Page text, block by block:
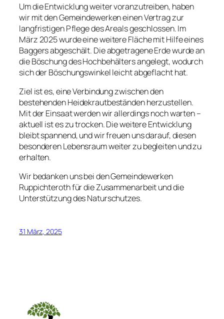
Um die Entwicklung weiter voranzutreiben, haben
wir mit den Gemeindewerken einen Vertrag zur
langfristigen Pflege des Areals geschlossen. Im
März 2025 wurde eine weitere Fläche mit Hilfe eines
Baggers abgeschält. Die abgetragene Erde wurde an
die Böschung des Hochbehälters angelegt, wodurch
sich der Böschungswinkel leicht abgeflacht hat.
Ziel ist es, eine Verbindung zwischen den
bestehenden Heidekrautbeständen herzustellen.
Mit der Einsaat werden wir allerdings noch warten –
aktuell ist es zu trocken. Die weitere Entwicklung
bleibt spannend, und wir freuen uns darauf, diesen
besonderen Lebensraum weiter zu begleiten und zu
erhalten.
Wir bedanken uns bei den Gemeindewerken
Ruppichteroth für die Zusammenarbeit und die
Unterstützung des Naturschutzes.
31 März, 2025